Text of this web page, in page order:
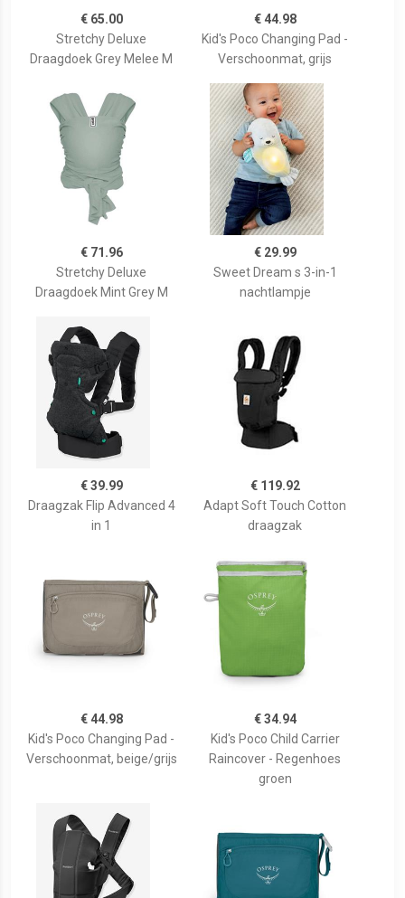
€ 65.00
Stretchy Deluxe
Draagdoek Grey Melee M
€ 44.98
Kid's Poco Changing Pad -
Verschoonmat, grijs
€ 71.96
Stretchy Deluxe
Draagdoek Mint Grey M
€ 29.99
Sweet Dream s 3-in-1
nachtlampje
€ 39.99
Draagzak Flip Advanced 4
in 1
€ 119.92
Adapt Soft Touch Cotton
draagzak
€ 44.98
Kid's Poco Changing Pad -
Verschoonmat, beige/grijs
€ 34.94
Kid's Poco Child Carrier
Raincover - Regenhoes
groen